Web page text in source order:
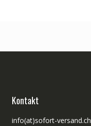
Kontakt
info(at)sofort-versand.ch